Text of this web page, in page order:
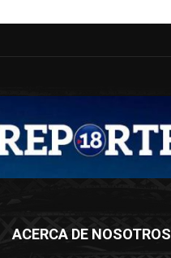
ACERCA DE NOSOTROS